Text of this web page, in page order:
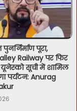
पूरा,
Railway पर फिर
यूनेस्को सूची में शामिल
पर्यटन: Anurag